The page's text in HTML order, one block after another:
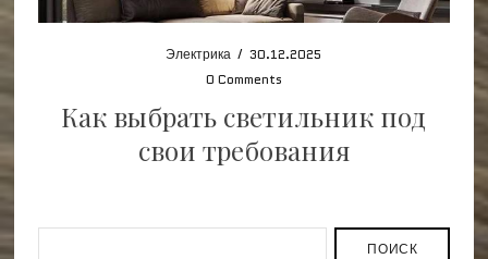
Электрика / 30.12.2025
0 Comments
Как выбрать светильник под
свои требования
ПОИСК